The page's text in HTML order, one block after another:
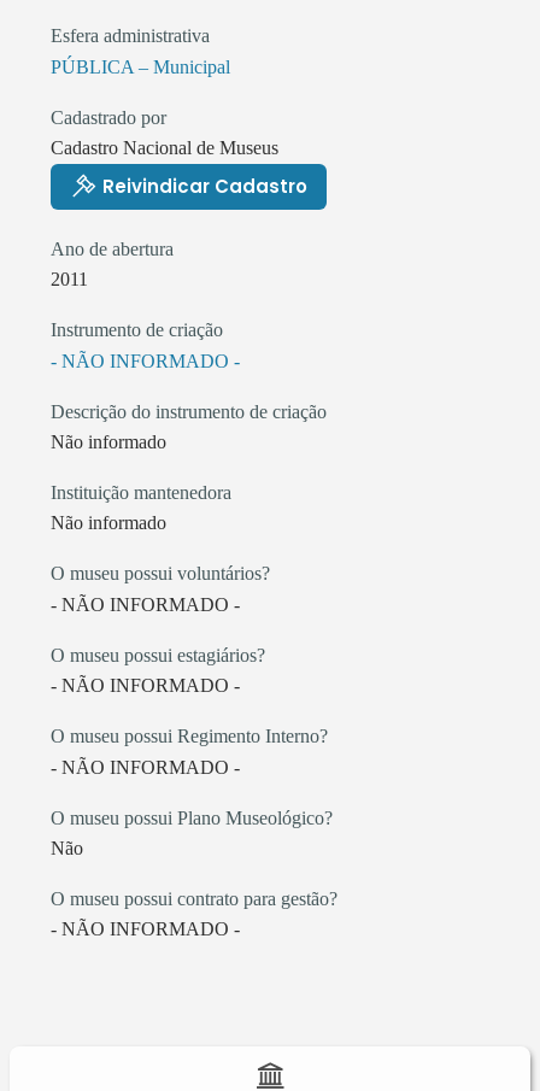
Esfera administrativa
PÚBLICA – Municipal
Cadastrado por
Cadastro Nacional de Museus
Reivindicar Cadastro
Ano de abertura
2011
Instrumento de criação
- NÃO INFORMADO -
Descrição do instrumento de criação
Não informado
Instituição mantenedora
Não informado
O museu possui voluntários?
- NÃO INFORMADO -
O museu possui estagiários?
- NÃO INFORMADO -
O museu possui Regimento Interno?
- NÃO INFORMADO -
O museu possui Plano Museológico?
Não
O museu possui contrato para gestão?
- NÃO INFORMADO -